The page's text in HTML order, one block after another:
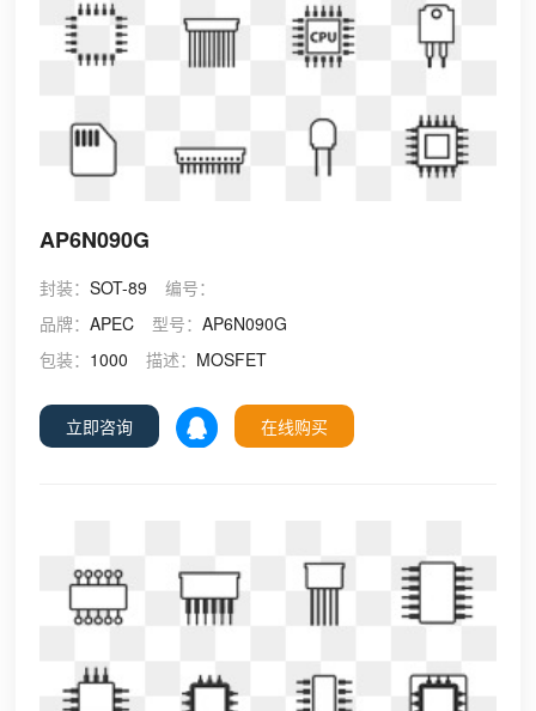
AP6N090G
封装：SOT-89
编号：
品牌：APEC 型号：AP6N090G
包装： 1000 描述： MOSFET
立即咨询 在线购买